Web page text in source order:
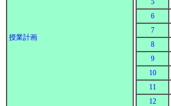
授業計画
5
6
7
8
9
10
11
12